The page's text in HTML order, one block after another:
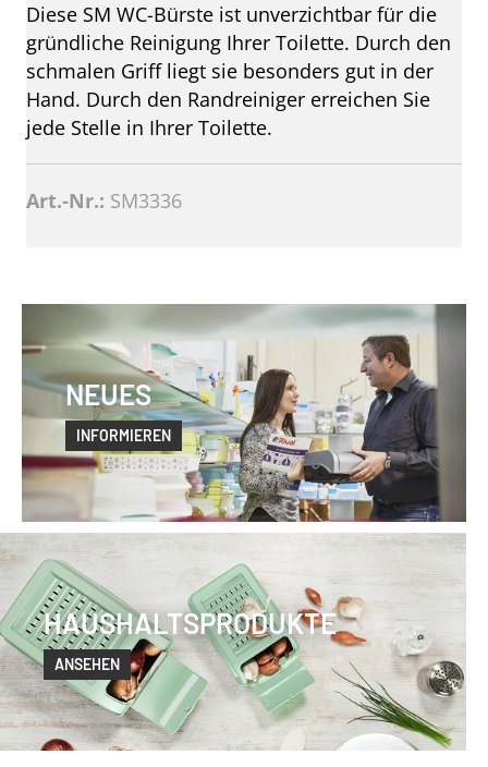
Diese SM WC-Bürste ist unverzichtbar für die
gründliche Reinigung Ihrer Toilette. Durch den
schmalen Griff liegt sie besonders gut in der
Hand. Durch den Randreiniger erreichen Sie
jede Stelle in Ihrer Toilette.
Art.-Nr.: SM3336
NEUES
INFORMIEREN
HAUSHALTSPRODUKTE
ANSEHEN